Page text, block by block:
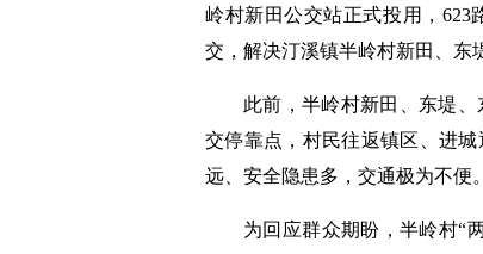
岭村新田公交站正式投用，623
交，解决汀溪镇半岭村新田、东
此前，半岭村新田、东堤
交停靠点，村民往返镇区、进
远、安全隐患多，交通极为不便。
为回应群众期盼，半岭村“